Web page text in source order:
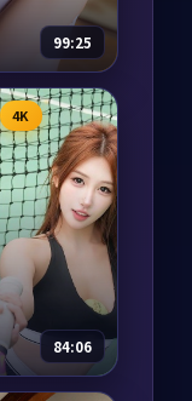
99:25
务·典藏
2020
烊千玺、雷
·典藏是一
为核心的影
绕危机、
成长展
奏紧凑，
观看。
7.0 战争
4K
84:06